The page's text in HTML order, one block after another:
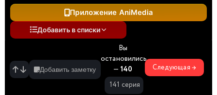
Приложение AniMedia
Добавить в списки
Добавить заметку
Вы
остановились
— 140
141 серия
Следующая →